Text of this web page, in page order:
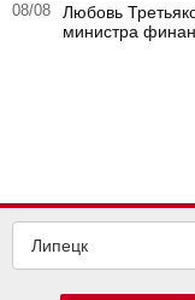
08/08
Любовь
министра
Липецк